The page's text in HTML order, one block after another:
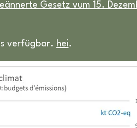
Gesetz vum 15.
verfügbar. hei.